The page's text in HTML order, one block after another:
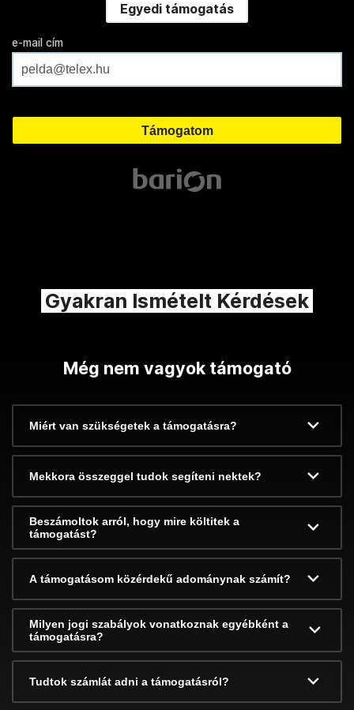
Egyedi támogatás
e-mail cím
Gyakran Ismételt Kérdések
Még nem vagyok támogató
Miért van szükségetek a támogatásra?
Mekkora összeggel tudok segíteni nektek?
Beszámoltok arról, hogy mire költitek a
támogatást?
A támogatásom közérdekű adománynak számít?
Milyen jogi szabályok vonatkoznak egyébként a
támogatásra?
Tudtok számlát adni a támogatásról?